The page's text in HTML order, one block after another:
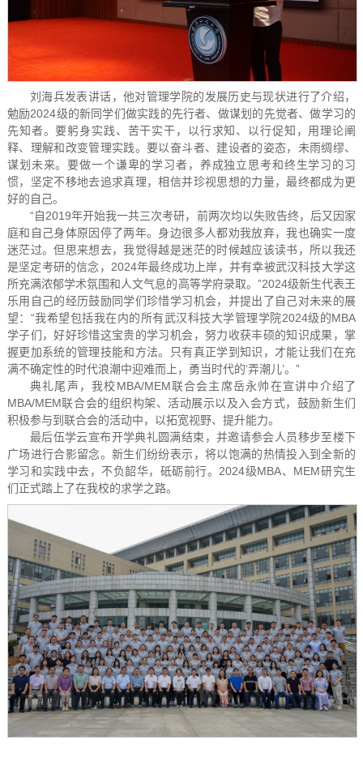
刘海兵发表讲话，他对管理学院的发展历史与现状进行了介绍，
勉励2024级的新同学们做实践的先行者、做谋划的先觉者、做学习的
先知者。要躬身实践、苦干实干，以行求知、以行促知，用理论阐
释、理解和改变管理实践。要以奋斗者、建设者的姿态，未雨绸缪、
谋划未来。要做一个谦卑的学习者，养成独立思考和终生学习的习
惯，坚定不移地去追求真理，相信并珍视思想的力量，最终都成为更
好的自己。
“自2019年开始我一共三次考研，前两次均以失败告终，后又因家
庭和自己身体原因停了两年。身边很多人都劝我放弃，我也确实一度
迷茫过。但思来想去，我觉得越是迷茫的时候越应该读书，所以我还
是坚定考研的信念，2024年最终成功上岸，并有幸被武汉科技大学这
所充满浓郁学术氛围和人文气息的高等学府录取。”2024级新⽣代表王
乐⽤⾃⼰的经历⿎励同学们珍惜学习机会，并提出了自己对未来的展
望：“我希望包括我在内的所有武汉科技大学管理学院2024级的MBA
学子们，好好珍惜这宝贵的学习机会，努力收获丰硕的知识成果，掌
握更加系统的管理技能和方法。只有真正学到知识，才能让我们在充
满不确定性的时代浪潮中迎难而上，勇当时代的‘弄潮儿’。”
典礼尾声，我校MBA/MEM联合会主席岳永帅在宣讲中介绍了
MBA/MEM联合会的组织构架、活动展示以及入会方式，鼓励新生们
积极参与到联合会的活动中，以拓宽视野、提升能力。
最后伍学云宣布开学典礼圆满结束，并邀请参会人员移步至楼下
广场进行合影留念。新生们纷纷表示，将以饱满的热情投入到全新的
学习和实践中去，不负韶华，砥砺前行。2024级MBA、MEM研究生
们正式踏上了在我校的求学之路。